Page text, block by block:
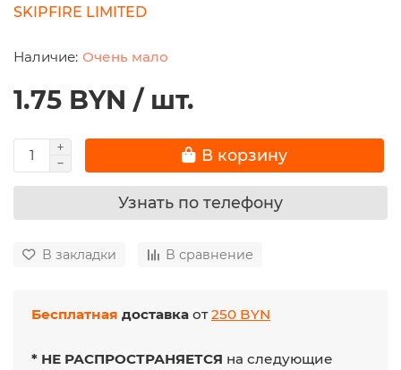
SKIPFIRE LIMITED
Очень мало
1.75 BYN / шт.
В корзину
Узнать по телефону
В закладки В сравнение
Бесплатная доставка от250 BYN
* НЕ РАСПРОСТРАНЯЕТСЯ на следующие